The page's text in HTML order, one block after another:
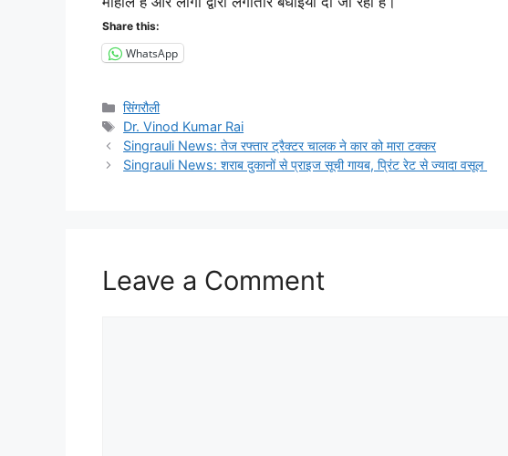
Share this:
WhatsApp
Categories
सिंगरौली
Tags
Dr. Vinod Kumar Rai
Singrauli News: तेज रफ्तार ट्रैक्टर चालक ने कार को मारा टक्कर
Singrauli News: शराब दुकानों से प्राइज सूची गायब, प्रिंट रेट से ज्यादा वसूल
Leave a Comment